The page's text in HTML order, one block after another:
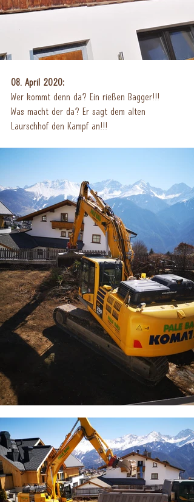
08. April 2020:
Wer kommt denn da? Ein rießen Bagger!!!
Was macht der da? Er sagt dem alten
Laurschhof den Kampf an!!!